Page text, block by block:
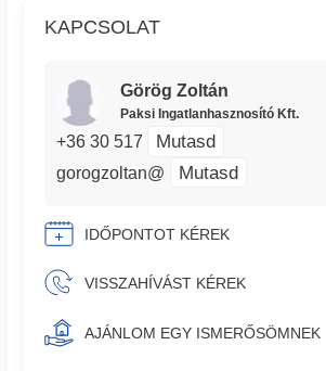
KAPCSOLAT
Görög Zoltán
Paksi Ingatlanhasznosító Kft.
+36 30 517 Mutasd
gorogzoltan@ Mutasd
IDŐPONTOT KÉREK
VISSZAHÍVÁST KÉREK
AJÁNLOM EGY ISMERŐSÖMNEK